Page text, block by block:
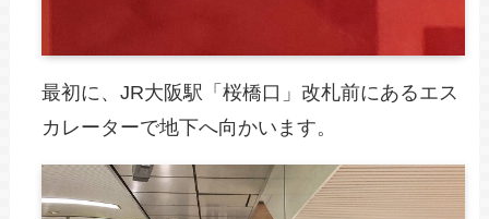
最初に、JR大阪駅「桜橋口」改札前にあるエス
カレーターで地下へ向かいます。